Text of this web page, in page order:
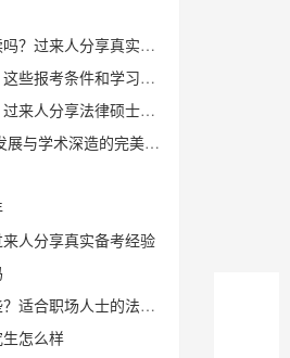
来人分享真实就读体验
条件和学习优势你得知道
法律硕士在职班的真实体验
学术深造的完美结合
人分享真实备考经验
场人士的法学读研选择
怎么样